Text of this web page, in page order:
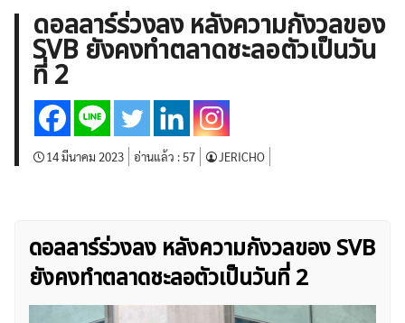
ค้นหา
สำหรับ:
ข่าวฟอเร็กซ์และสกุลเงิน คริปโตเคอร์เรนซี
ฟรีซิกแนล รายวัน
บทวิเคราะห์
เศรษฐกิจทั่วไป ดัชนี-หุ้น
พันธบัตร
สินค้าโภคภัณฑ์
กองทุน Forex
ฟรี EA
ดอลลาร์ร่วงลง หลังความกังวลของ
SVB ยังคงทำตลาดชะลอตัวเป็นวัน
ที่ 2
14 มีนาคม 2023 อ่านแล้ว :57 JERICHO
ดอลลาร์ร่วงลง หลังความกังวลของ SVB
ยังคงทำตลาดชะลอตัวเป็นวันที่ 2